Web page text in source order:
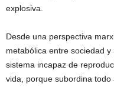
explosiva.
Desde una perspectiva
metabólica entre sociedad
sistema incapaz de
vida, porque subordina todo